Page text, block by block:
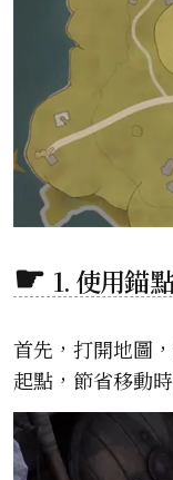
1. 使用錨
首先，打開地圖
起點，節省移動